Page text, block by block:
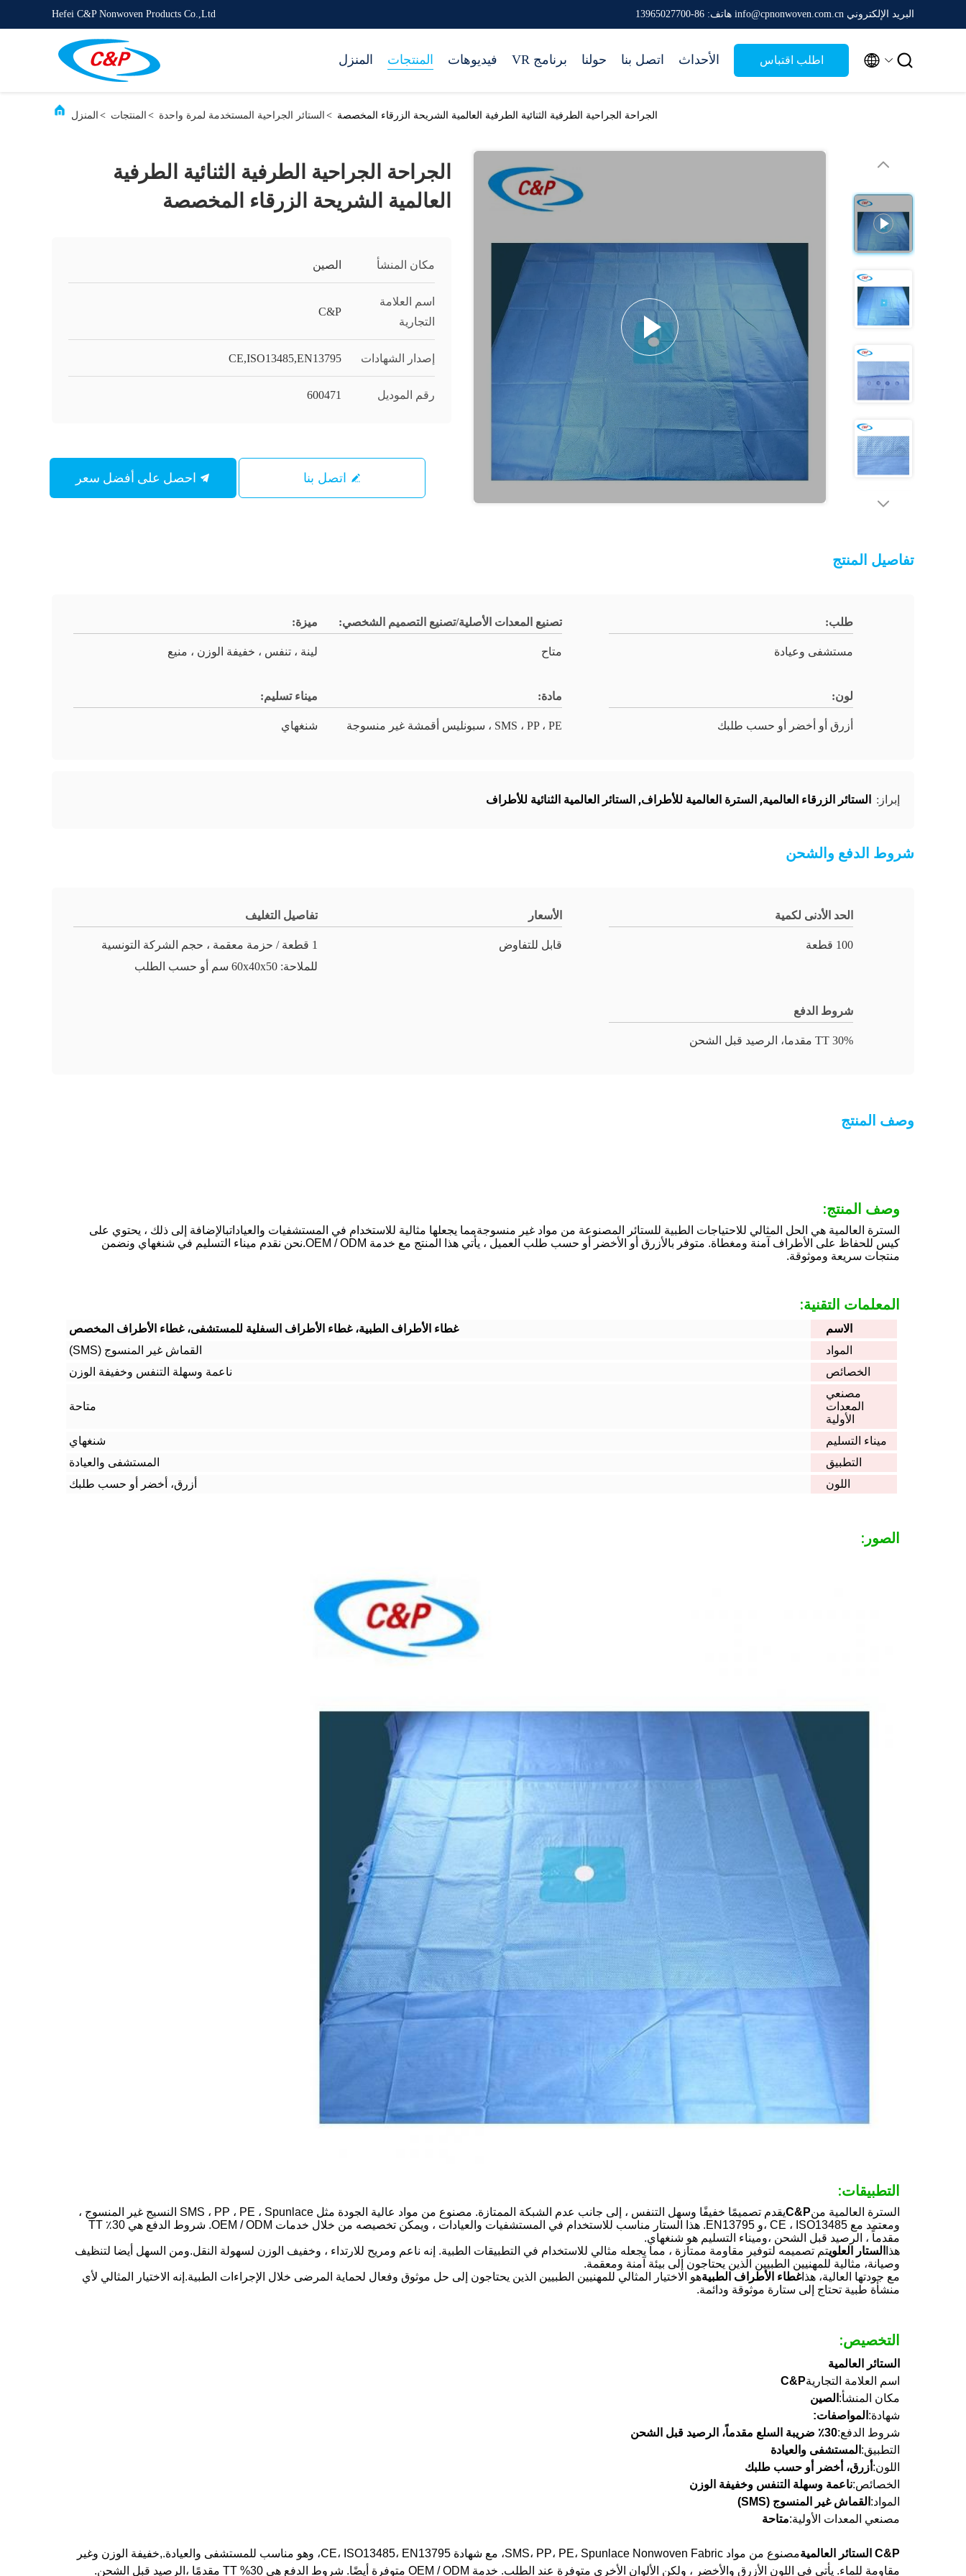
Hefei C&P Nonwoven Products Co.,Ltd البريد الإلكتروني info@cpnonwoven.com.cn هاتف: 86-13965027700
المنزل المنتجات فيديوهات برنامج VR حولنا اتصل بنا الأحداث اطلب اقتباس  
المنزل > المنتجات > الستائر الجراحية المستخدمة لمرة واحدة > الجراحة الجراحية الطرفية الثنائية الطرفية العالمية الشريحة الزرقاء المخصصة
الجراحة الجراحية الطرفية الثنائية الطرفية
العالمية الشريحة الزرقاء المخصصة
مكان المنشأ الصين
اسم العلامة
التجارية
C&P
إصدار الشهادات CE,ISO13485,EN13795
رقم الموديل 600471
اتصل بنا
تفاصيل المنتج
طلب:
مستشفى وعيادة
تصنيع المعدات الأصلية/تصنيع التصميم الشخصي:
متاح
ميزة:
لينة ، تنفس ، خفيفة الوزن ، منيع
لون:
أزرق أو أخضر أو ​​حسب طلبك
مادة:
SMS ، PP ، PE ، سبونليس أقمشة غير منسوجة
ميناء تسليم:
شنغهاي
إبراز: الستائر الزرقاء العالمية, السترة العالمية للأطراف, الستائر العالمية الثنائية للأطراف
شروط الدفع والشحن
الحد الأدنى لكمية
100 قطعة
الأسعار
قابل للتفاوض
تفاصيل التغليف
1 قطعة / حزمة معقمة ، حجم الشركة التونسية
للملاحة: 60x40x50 سم أو حسب الطلب
شروط الدفع
30% TT مقدما، الرصيد قبل الشحن
وصف المنتج
وصف المنتج:
السترة العالمية هي الحل المثالي للاحتياجات الطبية للستائر المصنوعة من مواد غير منسوجةمما يجعلها مثالية للاستخدام في المستشفيات والعياداتبالإضافة إلى ذلك ، يحتوي على
كيس للحفاظ على الأطراف آمنة ومغطاة. متوفر بالأزرق أو الأخضر أو حسب طلب العميل ، يأتي هذا المنتج مع خدمة OEM / ODM.نحن نقدم ميناء التسليم في شنغهاي ونضمن
منتجات سريعة وموثوقة.
المعلمات التقنية:
الاسم
غطاء الأطراف الطبية، غطاء الأطراف السفلية للمستشفى، غطاء الأطراف المخصص
المواد
القماش غير المنسوج (SMS)
الخصائص
ناعمة وسهلة التنفس وخفيفة الوزن
مصنعي
المعدات
الأولية
متاحة
ميناء التسليم
شنغهاي
التطبيق
المستشفى والعيادة
اللون
أزرق، أخضر أو حسب طلبك
الصور:
التطبيقات:
السترة العالمية منC&P
يقدم تصميمًا خفيفًا وسهل التنفس ، إلى جانب عدم الشبكة الممتازة. مصنوع من مواد عالية الجودة مثل SMS ، PP ، PE ، Spunlace النسيج غير المنسوج ،
ومعتمد مع CE ، ISO13485 ،و EN13795. هذا الستار مناسب للاستخدام في المستشفيات والعيادات ، ويمكن تخصيصه من خلال خدمات OEM / ODM. شروط الدفع هي 30٪ TT
مقدماً ، الرصيد قبل الشحن ،وميناء التسليم هو شنغهاي.
هذا الستار العلويتم تصميمه لتوفير مقاومة ممتازة ، مما يجعله مثالي للاستخدام في التطبيقات الطبية. إنه ناعم ومريح للارتداء ، وخفيف الوزن لسهولة النقل.ومن السهل أيضا لتنظيف
وصيانة، مثالية للمهنيين الطبيين الذين يحتاجون إلى بيئة آمنة ومعقمة.
مع جودتها العالية، هذاغطاء الأطراف الطبيةهو الاختيار المثالي للمهنيين الطبيين الذين يحتاجون إلى حل موثوق وفعال لحماية المرضى خلال الإجراءات الطبية.إنه الاختيار المثالي لأي
منشأة طبية تحتاج إلى ستارة موثوقة ودائمة.
التخصيص:
الستائر العالمية
اسم العلامة التجاريةC&P
مكان المنشأ: الصين
شهادة: المواصفات:
شروط الدفع:30٪ ضريبة السلع مقدماً، الرصيد قبل الشحن
التطبيق: المستشفى والعيادة
اللون: أزرق، أخضر أو حسب طلبك
الخصائص:ناعمة وسهلة التنفس وخفيفة الوزن
المواد: القماش غير المنسوج (SMS)
مصنعي المعدات الأولية:متاحة
C&P الستائر العالمية
مصنوع من مواد SMS، PP، PE، Spunlace Nonwoven Fabric، مع شهادة CE، ISO13485، EN13795، وهو مناسب للمستشفى والعيادة.,خفيفة الوزن وغير
مقاومة للماء. يأتي في اللون الأزرق والأخضر ، ولكن الألوان الأخرى متوفرة عند الطلب. خدمة OEM / ODM متوفرة أيضًا. شروط الدفع هي 30% TT مقدمًا ،الرصيد قبل الشحن.